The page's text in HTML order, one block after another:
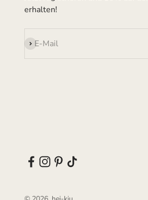
erhalten!
E-Mail
Abonnieren